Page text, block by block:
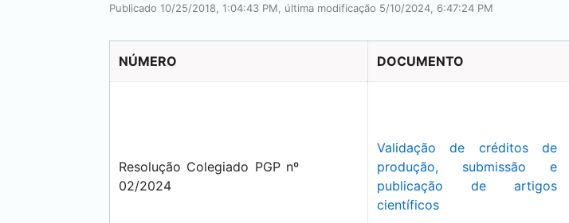
Publicado 10/25/2018, 1:04:43 PM, última modificação 5/10/2024, 6:47:24 PM
NÚMERO DOCUMENTO
Resolução Colegiado PGP nº
02/2024
Validação de créditos de
produção, submissão e
publicação de artigos
científicos